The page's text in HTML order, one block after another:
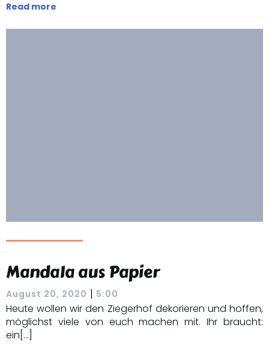
Read more
Mandala aus Papier
August 20, 2020 | 5:00
Heute wollen wir den Ziegerhof dekorieren und hoffen,
möglichst viele von euch machen mit. Ihr braucht:
ein[…]